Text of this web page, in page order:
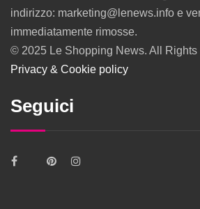
indirizzo: marketing@lenews.info e
immediatamente rimosse.
© 2025 Le Shopping News. All Rights
Privacy & Cookie policy
Seguici